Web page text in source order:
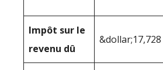
Impôt sur le
revenu dû
&dollar;17,728